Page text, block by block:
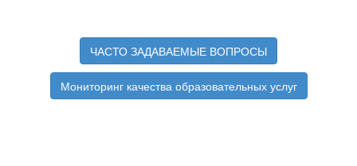
ЧАСТО ЗАДАВАЕМЫЕ ВОПРОСЫ
Мониторинг качества образовательных услуг